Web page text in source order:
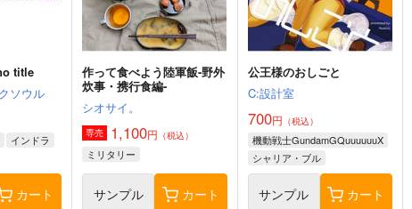
title
ソウル
インドラ
カート
作って食べよう陸軍飯-野外
炊事・携行食編-
シオサイ。
専売 1,100円 （税込）
ミリタリー
サンプル カート
公王様のおしごと
C:設計室
700円 （税込）
機動戦士GundamGQuuuuuuX
シャリア・ブル
アルテイシア
サンプル カート